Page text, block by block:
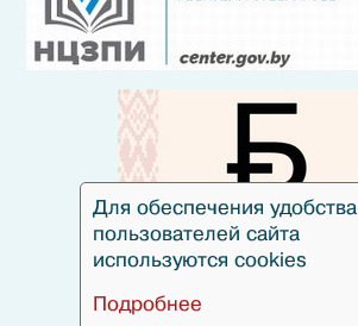
Для обеспечения удобства
пользователей сайта
используются cookies
Подробнее